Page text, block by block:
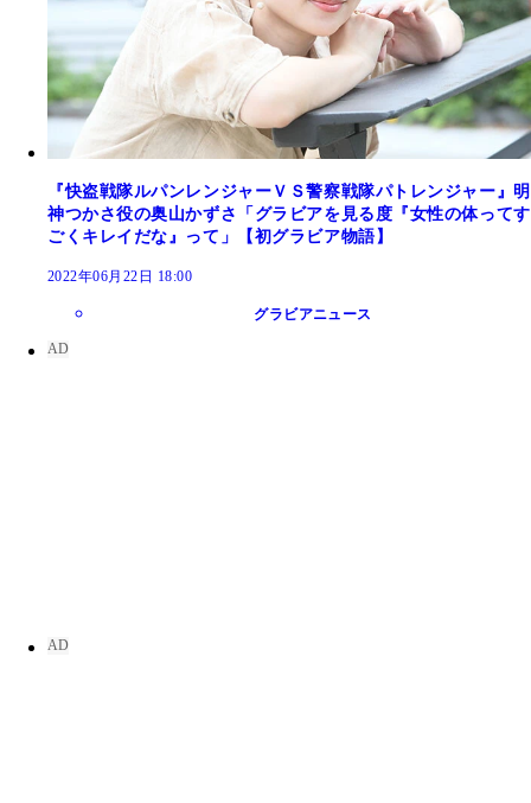
『快盗戦隊ルパンレンジャーＶＳ警察戦隊パトレンジャー』明
神つかさ役の奥山かずさ「グラビアを見る度『女性の体ってす
ごくキレイだな』って」【初グラビア物語】
2022年06月22日 18:00
グラビアニュース